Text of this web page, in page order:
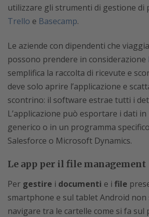
utilizzare gli strumenti di gestione di
Trello e Basecamp.
Le aziende con dipendenti che
possono prendere in considerazione
semplifica la raccolta di ricevute e
deve solo aprire l’applicazione e
scontrino: il software estrae tutti i
L’applicazione può esportare i dati
generico o in un programma
Salesforce o Microsoft Dynamics.
Le app per il file management
Per gestire i documenti e i file
smartphone e sul tablet Android non
navigare tra le cartelle come si fa sul